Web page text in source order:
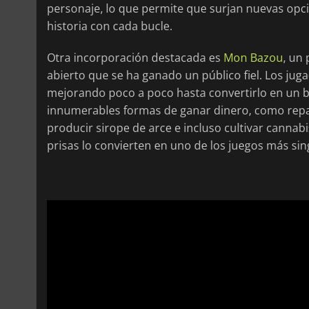
personaje, lo que permite que surjan nuevas
historia con cada bucle.
Otra incorporación destacada es Mon Bazou, un
abierto que se ha ganado un público fiel. Los
mejorando poco a poco hasta convertirlo en un
innumerables formas de ganar dinero, como
producir sirope de arce e incluso cultivar
prisas lo convierten en uno de los juegos más